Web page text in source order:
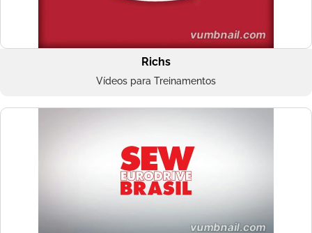
Richs
Vídeos para Treinamentos